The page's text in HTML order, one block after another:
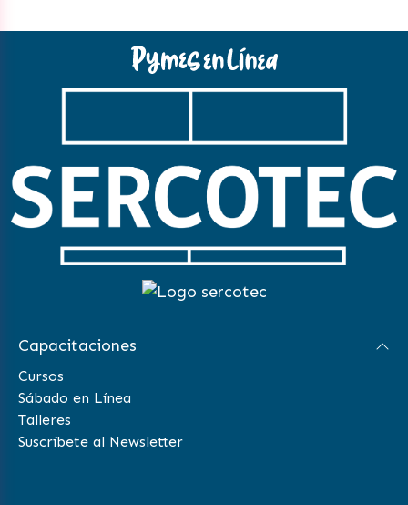
Capacitaciones
Cursos
Sábado en Línea
Talleres
Suscríbete al Newsletter